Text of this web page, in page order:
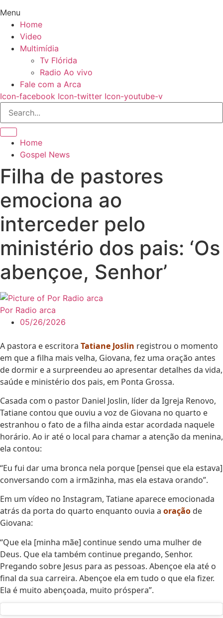
Menu
Home
Video
Multimídia
Tv Flórida
Radio Ao vivo
Fale com a Arca
Icon-facebook Icon-twitter Icon-youtube-v
Home
Gospel News
Filha de pastores
emociona ao
interceder pelo
ministério dos pais: ‘Os
abençoe, Senhor’
Por Radio arca
05/26/2026
A pastora e escritora Tatiane Joslin registrou o momento
em que a filha mais velha, Giovana, fez uma oração antes
de dormir e a surpreendeu ao apresentar detalhes da vida,
saúde e ministério dos pais, em Ponta Grossa.
Casada com o pastor Daniel Joslin, líder da Igreja Renovo,
Tatiane contou que ouviu a voz de Giovana no quarto e
estranhou o fato de a filha ainda estar acordada naquele
horário. Ao ir até o local para chamar a atenção da menina,
ela contou:
“Eu fui dar uma bronca nela porque [pensei que ela estava]
conversando com a irmãzinha, mas ela estava orando”.
Em um vídeo no Instagram, Tatiane aparece emocionada
atrás da porta do quarto enquanto ouvia a oração de
Giovana:
“Que ela [minha mãe] continue sendo uma mulher de
Deus. Que ela também continue pregando, Senhor.
Pregando sobre Jesus para as pessoas. Abençoe ela até o
final da sua carreira. Abençoe ela em tudo o que ela fizer.
Ela é muito abençoada, muito próspera”.